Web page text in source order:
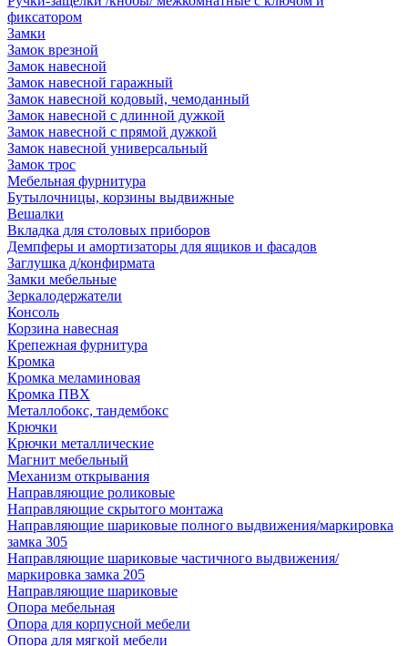
фиксатором
Замки
Замок врезной
Замок навесной
Замок навесной гаражный
Замок навесной кодовый, чемоданный
Замок навесной с длинной дужкой
Замок навесной с прямой дужкой
Замок навесной универсальный
Замок трос
Мебельная фурнитура
Бутылочницы, корзины выдвижные
Вешалки
Вкладка для столовых приборов
Демпферы и амортизаторы для ящиков и фасадов
Заглушка д/конфирмата
Замки мебельные
Зеркалодержатели
Консоль
Корзина навесная
Крепежная фурнитура
Кромка
Кромка меламиновая
Кромка ПВХ
Металлобокс, тандембокс
Крючки
Крючки металлические
Магнит мебельный
Механизм открывания
Направляющие роликовые
Направляющие скрытого монтажа
Направляющие шариковые полного выдвижения/маркировка
замка 305
Направляющие шариковые частичного выдвижения/
маркировка замка 205
Направляющие шариковые
Опора мебельная
Опора для корпусной мебели
Опора для мягкой мебели